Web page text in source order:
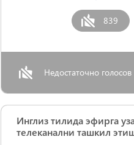
839
Недостаточно голосов
Инглиз тилида эфирга
телеканални ташкил